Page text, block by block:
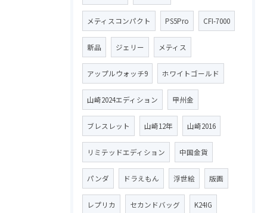
メティスコンパクト PS5Pro CFI-7000
新品 ジェリー メティス
アップルウォッチ9 ホワイトゴールド
山崎2024エディション 甲州金
ブレスレット 山崎12年 山崎2016
リミテッドエディション 中国金貨
パンダ ドラえもん 浮世絵 版画
レプリカ セカンドバッグ K24IG